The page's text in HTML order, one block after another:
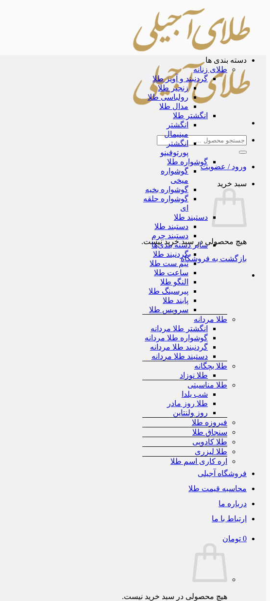
جستجو
ورود / عضویت
سبد خرید
هیچ محصولی در سبد خرید نیست.
بازگشت به فروشگاه
دسته بندی ها
طلای زنانه
گردنبند و آویز طلا
زنجیر طلا
رولباسی طلا
مدال طلا
انگشتر طلا
انگشتر
مینیمال
انگشتر
پورتوفینو
گوشواره طلا
گوشواره
میخی
گوشواره بخیه
گوشواره حلقه
ای
دستبند طلا
دستبند طلا
دستبند چرم
سایر دسته بندی‌ها
گردنبند طلا
نیم ست طلا
ساعت طلا
النگو طلا
پیرسینگ طلا
پابند طلا
سرویس طلا
طلا مردانه
انگشتر طلا مردانه
گوشواره طلا مردانه
گردنبند طلا مردانه
دستبند طلا مردانه
طلا بچگانه
طلا نوزاد
طلا مناسبتی
شب یلدا
طلا روز مادر
روز ولنتاین
فیروزه طلا
سنجاق طلا
طلا کادویی
طلا لیزری
اره کاری اسم طلا
فروشگاه آجیلی
محاسبه قیمت طلا
درباره ما
ارتباط با ما
0 تومان
هیچ محصولی در سبد خرید نیست.